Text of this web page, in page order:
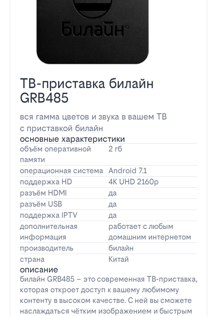
ТВ-приставка билайн
GRB485
вся гамма цветов и звука в вашем ТВ
с приставкой билайн
основные характеристики
объём оперативной
памяти
2 гб
операционная система Android 7.1
поддержка HD
4K UHD 2160p
разъём HDMI
да
разъём USB
да
поддержка IPTV
да
дополнительная
информация
работает с любым
домашним интернетом
производитель
билайн
страна
Китай
описание
билайн GRB485 – это современная ТВ-приставка,
которая откроет доступ к вашему любимому
контенту в высоком качестве. С ней вы сможете
наслаждаться чётким изображением и быстрым